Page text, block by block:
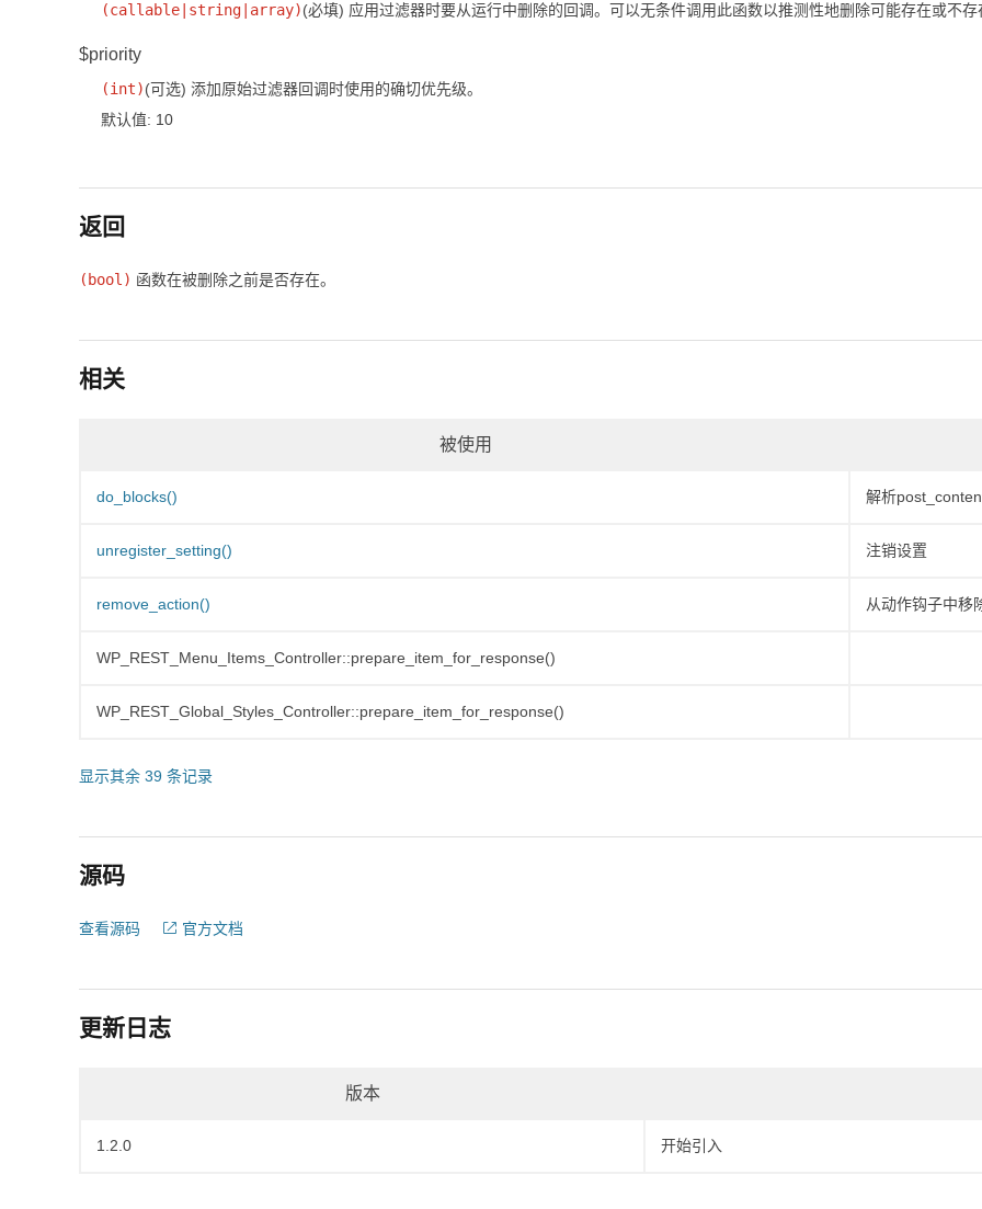
(callable string array)(必填) 应用过滤器时要从运行中删除的回调。可以无条件调用此函数以推测性地删除可能存在或不存
$priority
(int)(可选) 添加原始过滤器回调时使用的确切优先级。
默认值: 10
返回
(bool) 函数在被删除之前是否存在。
相关
被使用
do_blocks() 解析
unregister_setting() 注销设置
remove_action() 从动作钩子中移
WP_REST_Menu_Items_Controller::prepare_item_for_response()
WP_REST_Global_Styles_Controller::prepare_item_for_response()
显示其余 39 条记录
源码
查看源码 官方文档
更新日志
版本
1.2.0 开始引入